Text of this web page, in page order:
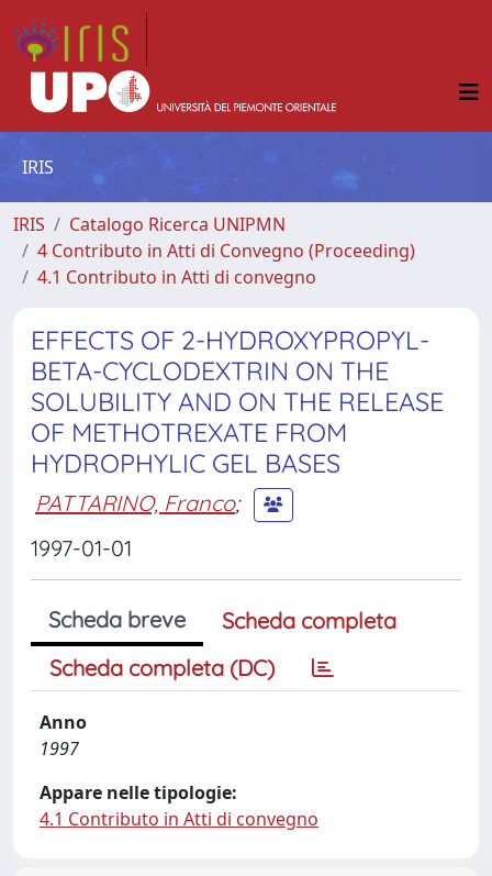
IRIS
IRIS
Catalogo Ricerca UNIPMN
4 Contributo in Atti di Convegno (Proceeding)
4.1 Contributo in Atti di convegno
EFFECTS OF 2-HYDROXYPROPYL-
BETA-CYCLODEXTRIN ON THE
SOLUBILITY AND ON THE RELEASE
OF METHOTREXATE FROM
HYDROPHYLIC GEL BASES
PATTARINO, Franco;
1997-01-01
Scheda breve
Scheda completa
Scheda completa (DC)
Anno
1997
Appare nelle tipologie:
4.1 Contributo in Atti di convegno